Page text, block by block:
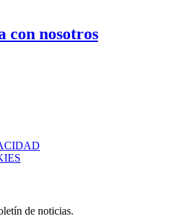
con nosotros
de noticias.